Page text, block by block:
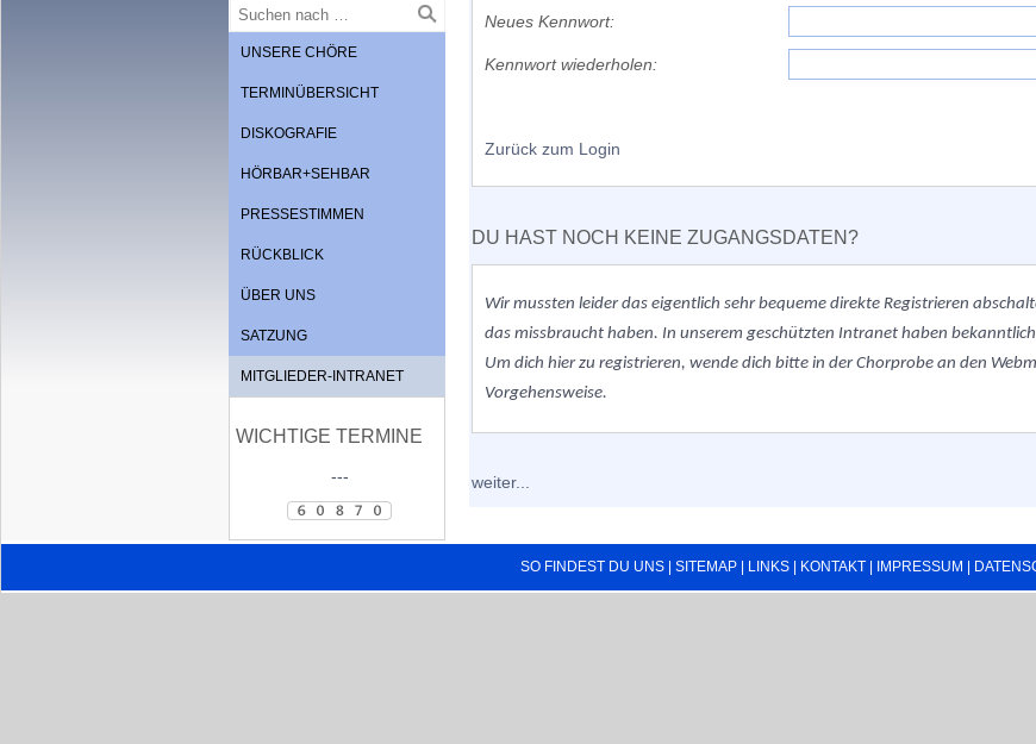
UNSERE CHÖRE
TERMINÜBERSICHT
DISKOGRAFIE
HÖRBAR+SEHBAR
PRESSESTIMMEN
RÜCKBLICK
ÜBER UNS
SATZUNG
MITGLIEDER-INTRANET
WICHTIGE TERMINE
---
Neues Kennwort:
Kennwort wiederholen:
Zurück zum Login
DU HAST NOCH KEINE ZUGANGSDATEN?
Wir mussten leiderdas eigentlich sehr bequeme direkte Registrieren
das missbraucht haben. In unserem geschützten Intranet haben
Um dich hier zu registrieren, wende dich bitte in der Chorprobe an den
Vorgehensweise.
weiter...
SO FINDEST DU UNS SITEMAP LINKS KONTAKT IMPRESSUM